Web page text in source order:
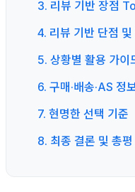
3. 리뷰 기반 장점
4. 리뷰 기반 단점 및
5. 상황별 활용 가이
6. 구매·배송·AS 정
7. 현명한 선택 기준
8. 최종 결론 및 총평